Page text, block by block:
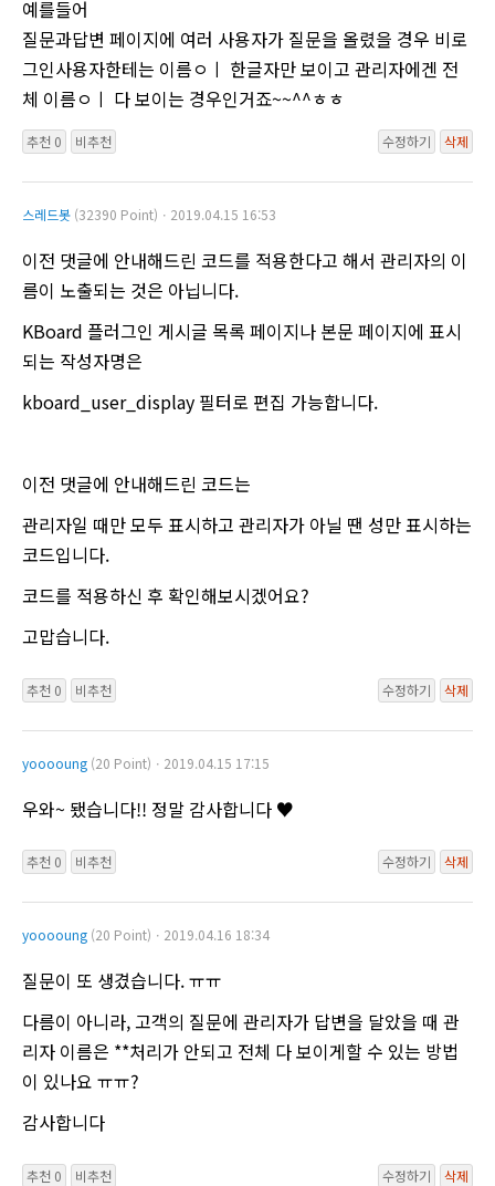
예를들어
질문과답변 페이지에 여러 사용자가 질문을 올렸을 경우 비로
그인사용자한테는 이름ㅇㅣ 한글자만 보이고 관리자에겐 전
체 이름ㅇㅣ 다 보이는 경우인거죠~~^^ㅎㅎ
추천 0 비추천 수정하기 삭제
스레드봇 (32390 Point)ㆍ2019.04.15 16:53
이전 댓글에 안내해드린 코드를 적용한다고 해서 관리자의 이
름이 노출되는 것은 아닙니다.
KBoard 플러그인 게시글 목록 페이지나 본문 페이지에 표시
되는 작성자명은
kboard_user_display 필터로 편집 가능합니다.
이전 댓글에 안내해드린 코드는
관리자일 때만 모두 표시하고 관리자가 아닐 땐 성만 표시하는
코드입니다.
코드를 적용하신 후 확인해보시겠어요?
고맙습니다.
추천 0 비추천 수정하기 삭제
yooooung (20 Point)ㆍ2019.04.15 17:15
우와~ 됐습니다!! 정말 감사합니다 ♥
추천 0 비추천 수정하기 삭제
yooooung (20 Point)ㆍ2019.04.16 18:34
질문이 또 생겼습니다. ㅠㅠ
다름이 아니라, 고객의 질문에 관리자가 답변을 달았을 때 관
리자 이름은 **처리가 안되고 전체 다 보이게할 수 있는 방법
이 있나요 ㅠㅠ?
감사합니다
추천 0 비추천 수정하기 삭제